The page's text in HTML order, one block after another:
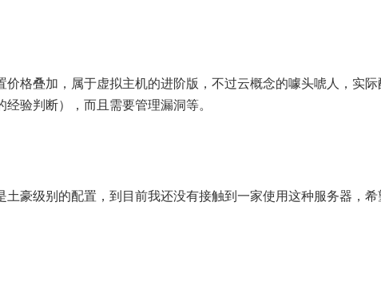
格叠加，属于虚拟主机的进阶版，不过云概念的噱头唬人，实际
验判断），而且需要管理漏洞等。
豪级别的配置，到目前我还没有接触到一家使用这种服务器，希